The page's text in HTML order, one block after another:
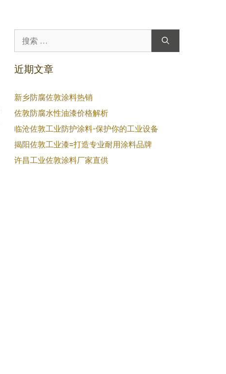
索：
近期文章
新乡防腐佐敦涂料热销
佐敦防腐水性油漆价格解析
临沧佐敦工业防护涂料-保护你的工业设备
揭阳佐敦工业漆=打造专业耐用涂料品牌
许昌工业佐敦涂料厂家直供